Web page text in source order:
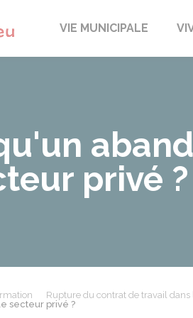
Loscouët-sur-Meu
VIE MUNICIPALE
privé ?
Rupture du contrat de travail dans
secteur privé ?